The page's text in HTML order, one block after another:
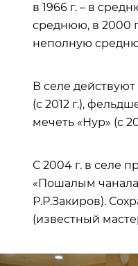
в 1966 г. – в
среднюю, в 2000
неполную
В селе
(с 2012 г.),
мечеть «Нур» (с
С 2004 г. в селе
«Пошалым
Р.Р.Закиров).
(известный